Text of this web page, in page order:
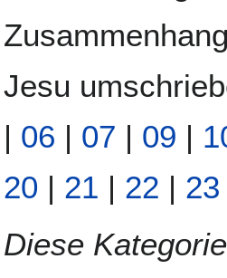
Jesu
| 06 | 07 | 09 |
20 | 21 | 22 | 23
Diese